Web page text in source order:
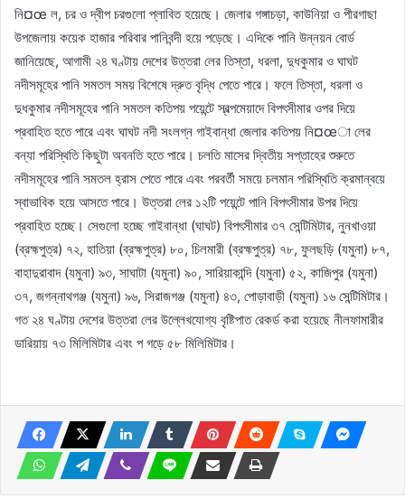
নি¤œ ল, চর ও দ্বীপ চরগুলো প্লাবিত হয়েছে। জেলার গঙ্গাচড়া, কাউনিয়া ও পীরগাছা
উপজেলায় কয়েক হাজার পরিবার পানিবন্দী হয়ে পড়েছে। এদিকে পানি উন্নয়ন বোর্ড
জানিয়েছে, আগামী ২৪ ঘণ্টায় দেশের উত্তরা লের তিস্তা, ধরলা, দুধকুমার ও ঘাঘট
নদীসমূহের পানি সমতল সময় বিশেষে দ্রুত বৃদ্ধি পেতে পারে। ফলে তিস্তা, ধরলা ও
দুধকুমার নদীসমূহের পানি সমতল কতিপয় পয়েন্টে স্বল্পমেয়াদে বিপৎসীমার ওপর দিয়ে
প্রবাহিত হতে পারে এবং ঘাঘট নদী সংলগ্ন গাইবান্ধা জেলার কতিপয় নি¤œা লের
বন্যা পরিস্থিতি কিছুটা অবনতি হতে পারে। চলতি মাসের দ্বিতীয় সপ্তাহের শুরুতে
নদীসমূহের পানি সমতল হ্রাস পেতে পারে এবং পরবর্তী সময়ে চলমান পরিস্থিতি ক্রমান্বয়ে
স্বাভাবিক হয়ে আসতে পারে। উত্তরা লের ১২টি পয়েন্টে পানি বিপৎসীমার উপর দিয়ে
প্রবাহিত হচ্ছে। সেগুলো হচ্ছে গাইবান্ধা (ঘাঘট) বিপৎসীমার ৩৭ সেন্টিমিটার, নুনখাওয়া
(ব্রহ্মপুত্র) ৭২, হাতিয়া (ব্রহ্মপুত্র) ৮০, চিলমারী (ব্রহ্মপুত্র) ৭৮, ফুলছড়ি (যমুনা) ৮৭,
বাহাদুরাবাদ (যমুনা) ৯৩, সাঘাটা (যমুনা) ৯০, সারিয়াকান্দি (যমুনা) ৫২, কাজিপুর (যমুনা)
৩৭, জগন্নাথগঞ্জ (যমুনা) ৯৬, সিরাজগঞ্জ (যমুনা) ৪৩, পোড়াবাড়ী (যমুনা) ১৬ সেন্টিমিটার।
গত ২৪ ঘণ্টায় দেশের উত্তরা লের উল্লেখযোগ্য বৃষ্টিপাত রেকর্ড করা হয়েছে নীলফামারীর
ডারিয়ায় ৭৩ মিলিমিটার এবং প গড়ে ৫৮ মিলিমিটার।